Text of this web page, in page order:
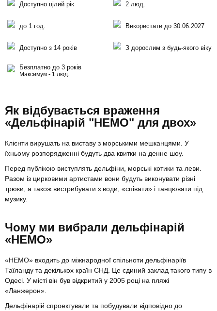
Доступно цілий рік 2 люд.
до 1 год. Використати до 30.06.2027
Доступно з 14 років З дорослим з будь-якого віку
Безплатно до 3 років
Максимум - 1 люд.
Як відбувається враження
«Дельфінарій "НЕМО" для двох»
Клієнти вирушать на виставу з морськими мешканцями. У
їхньому розпорядженні будуть два квитки на денне шоу.
Перед публікою виступлять дельфіни, морські котики та леви.
Разом із цирковими артистами вони будуть виконувати різні
трюки, а також вистрибувати з води, «співати» і танцювати під
музику.
Чому ми вибрали дельфінарій
«НЕМО»
«НЕМО» входить до міжнародної спільноти дельфінаріїв
Таїланду та декількох країн СНД. Це єдиний заклад такого типу в
Одесі. У місті він був відкритий у 2005 році на пляжі
«Ланжерон».
Дельфінарій спроектували та побудували відповідно до